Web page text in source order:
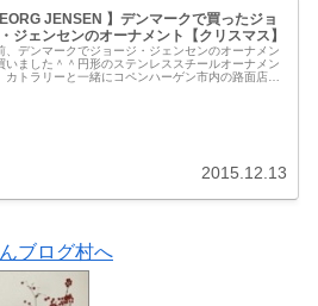
JENSEN 】デンマークで買ったジョ
ジェンセンのオーナメント【クリスマス】
、デンマークでジョージ・ジェンセンのオーナメン
いました＾＾円形のステンレススチールオーナメン
カトラリーと一緒にコペンハーゲン市内の路面店で
2015.12.13